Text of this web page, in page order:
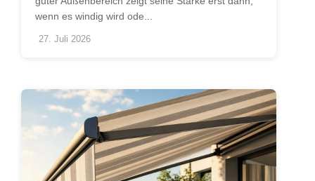
wenn es windig wird ode...
27. Juli 2026